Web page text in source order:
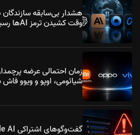
هشدار بی‌سابقه
وقت کشیدن ترمز AIها رسیده است؟
زمان احتمالی عرضه
شیائومی، اوپو و ویوو